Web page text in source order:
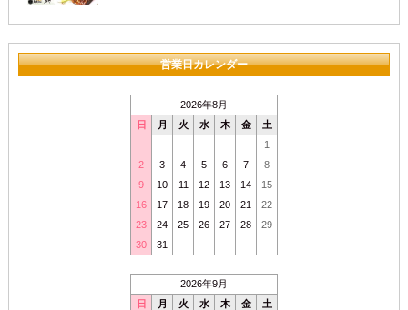
営業日カレンダー
2026年8月
日
月 火 水 木 金
土
1
2
3 4 5 6 7
8
9
10 11 12 13 14
15
16
17 18 19 20 21
22
23
24 25 26 27 28
29
30
31
2026年9月
日
月 火 水 木 金
土